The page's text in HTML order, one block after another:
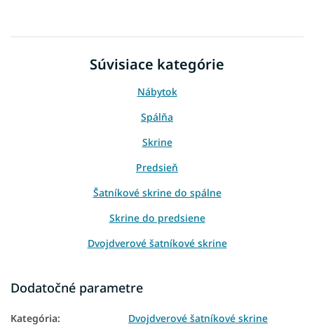
Súvisiace kategórie
Nábytok
Spálňa
Skrine
Predsieň
Šatníkové skrine do spálne
Skrine do predsiene
Dvojdverové šatníkové skrine
Skrine podľa šírky
Skrine podľa výšky
Dodatočné parametre
Kategória:
Dvojdverové šatníkové skrine